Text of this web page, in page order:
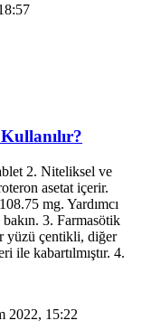
2. Niteliksel ve
asetat içerir.
mg. Yardımcı
3. Farmasötik
yüzü çentikli, diğer
ile kabartılmıştır. 4.
2022, 15:22